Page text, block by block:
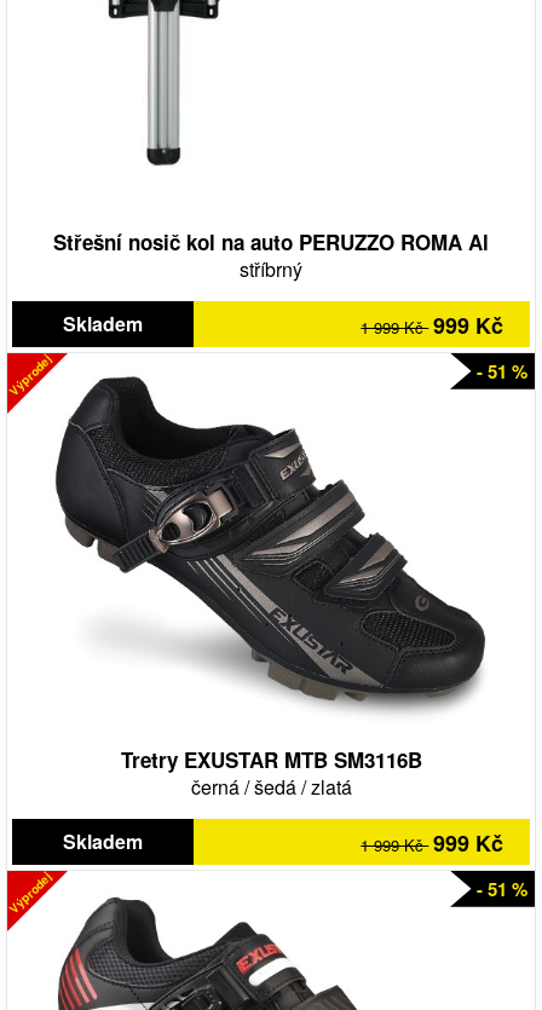
Střešní nosič kol na auto PERUZZO ROMA Al
stříbrný
Skladem
1 999 Kč 999 Kč
Výprodej - 51 %
Tretry EXUSTAR MTB SM3116B
černá/šedá/zlatá
Skladem
1 999 Kč 999 Kč
Výprodej - 51 %